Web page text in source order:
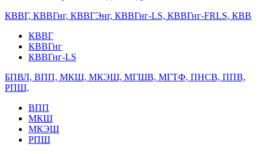
КВВГ, КВВГнг, КВВГЭнг, КВВГнг-LS, КВВГнг-FRLS, КВВ
КВВГ
КВВГнг
КВВГнг-LS
БПВЛ, ВПП, МКШ, МКЭШ, МГШВ, МГТФ, ПНСВ, ППВ,
РПШ,
ВПП
МКШ
МКЭШ
РПШ